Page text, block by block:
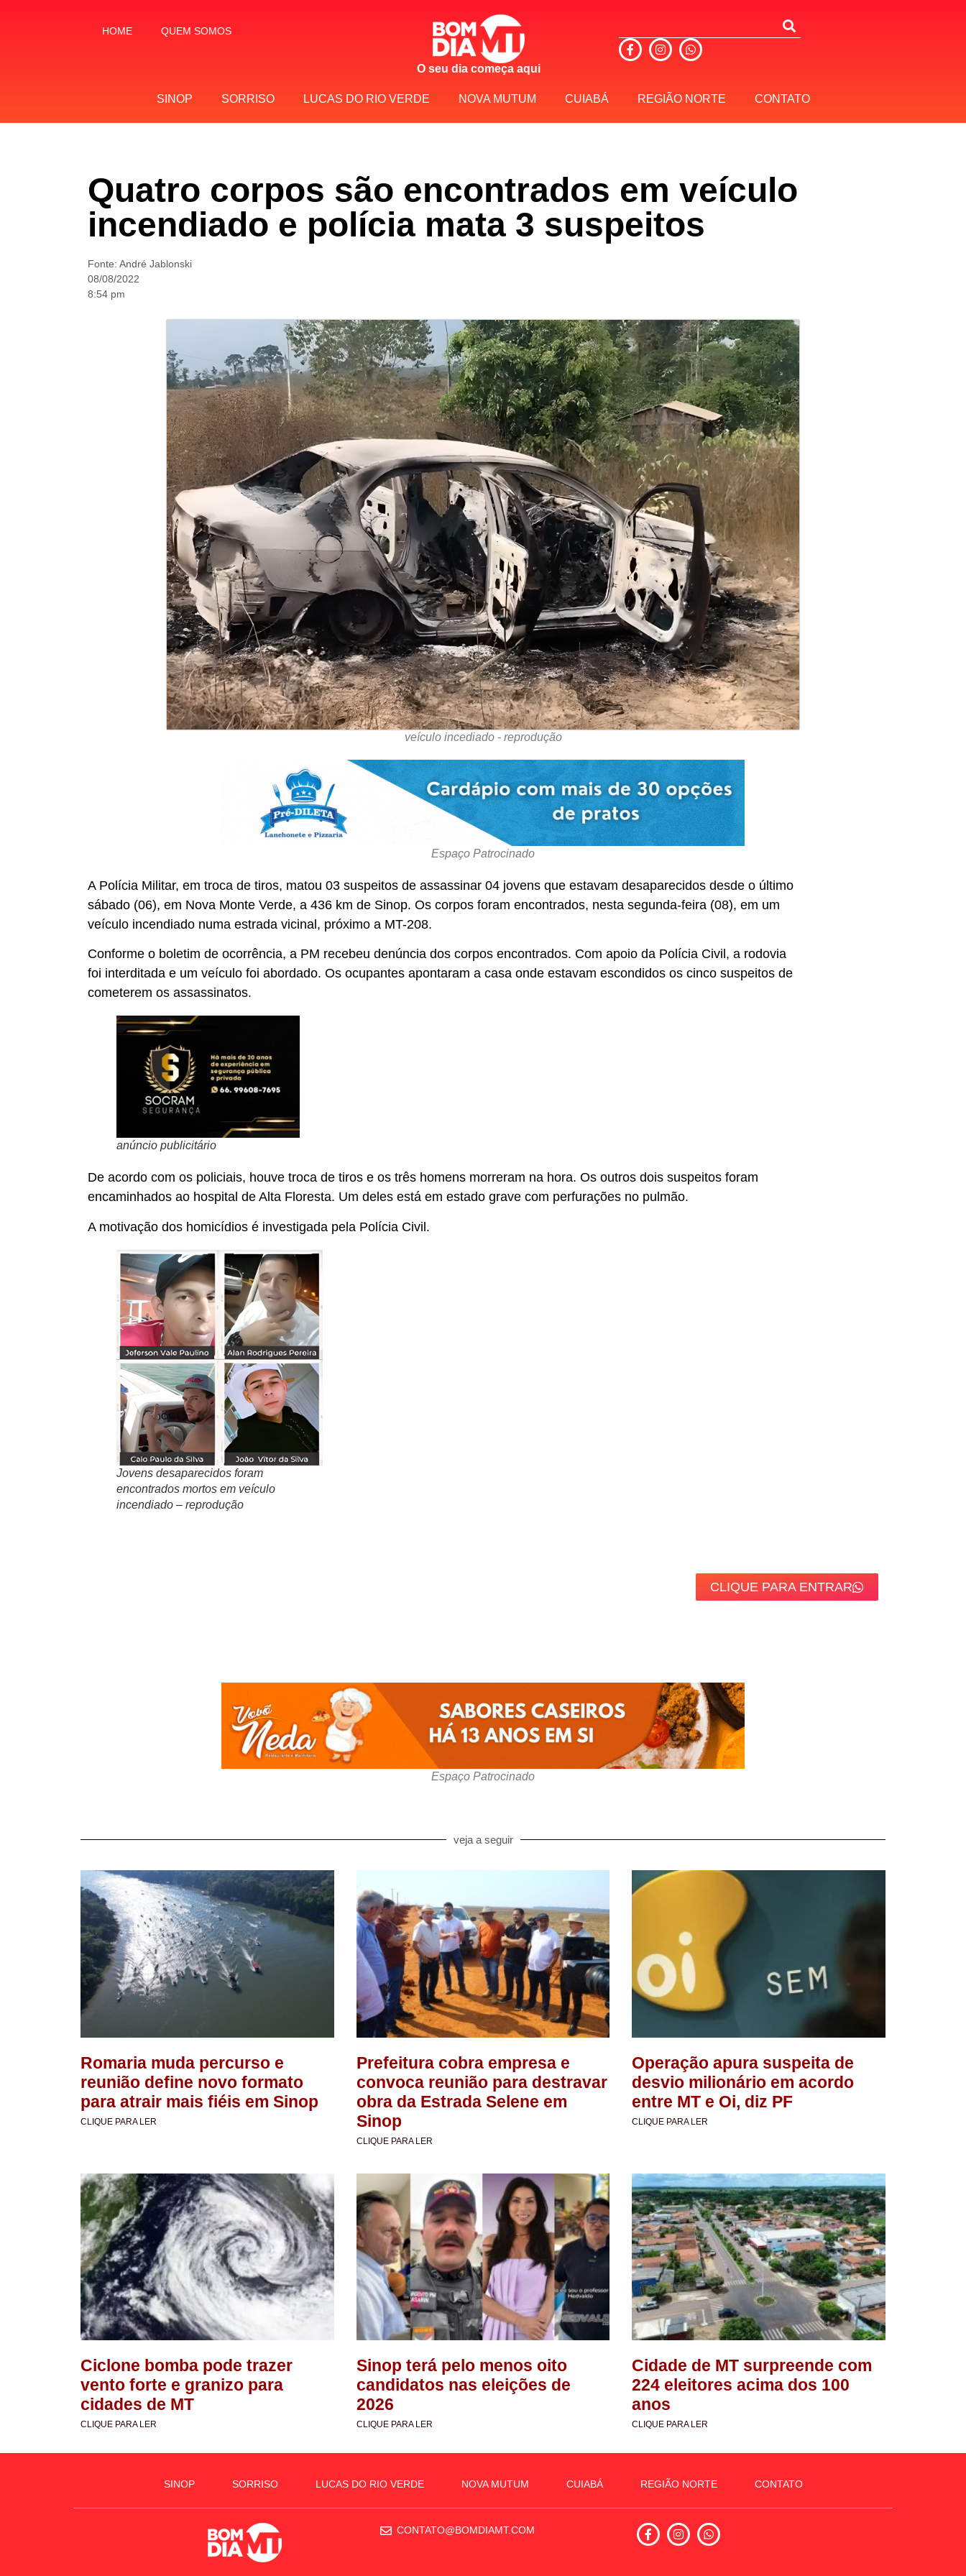
HOME QUEM SOMOS
O seu dia começa aqui
SINOP SORRISO LUCAS DO RIO VERDE NOVA MUTUM CUIABÁ REGIÃO NORTE CONTATO
Quatro corpos são encontrados em veículo
incendiado e polícia mata 3 suspeitos
Fonte: André Jablonski
08/08/2022
8:54 pm
veículo incediado - reprodução
Espaço Patrocinado
A Polícia Militar, em troca de tiros, matou 03 suspeitos de assassinar 04 jovens que estavam desaparecidos desde o último
sábado (06), em Nova Monte Verde, a 436 km de Sinop. Os corpos foram encontrados, nesta segunda-feira (08), em um
veículo incendiado numa estrada vicinal, próximo a MT-208.
Conforme o boletim de ocorrência, a PM recebeu denúncia dos corpos encontrados. Com apoio da Polícia Civil, a rodovia
foi interditada e um veículo foi abordado. Os ocupantes apontaram a casa onde estavam escondidos os cinco suspeitos de
cometerem os assassinatos.
anúncio publicitário
De acordo com os policiais, houve troca de tiros e os três homens morreram na hora. Os outros dois suspeitos foram
encaminhados ao hospital de Alta Floresta. Um deles está em estado grave com perfurações no pulmão.
A motivação dos homicídios é investigada pela Polícia Civil.
Jovens desaparecidos foram
encontrados mortos em veículo
incendiado – reprodução
CLIQUE PARA ENTRAR
Espaço Patrocinado
veja a seguir
Romaria muda percurso e
reunião define novo formato
para atrair mais fiéis em Sinop
CLIQUE PARA LER
Prefeitura cobra empresa e
convoca reunião para destravar
obra da Estrada Selene em
Sinop
CLIQUE PARA LER
Operação apura suspeita de
desvio milionário em acordo
entre MT e Oi, diz PF
CLIQUE PARA LER
Ciclone bomba pode trazer
vento forte e granizo para
cidades de MT
CLIQUE PARA LER
Sinop terá pelo menos oito
candidatos nas eleições de
2026
CLIQUE PARA LER
Cidade de MT surpreende com
224 eleitores acima dos 100
anos
CLIQUE PARA LER
SINOP SORRISO LUCAS DO RIO VERDE NOVA MUTUM CUIABÁ REGIÃO NORTE CONTATO
CONTATO@BOMDIAMT.COM